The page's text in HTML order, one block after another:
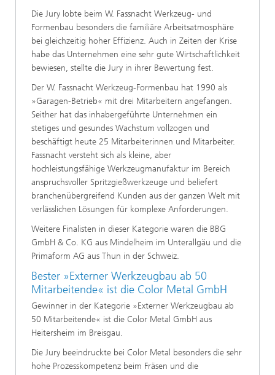
Die Jury lobte beim W. Fassnacht Werkzeug- und
Formenbau besonders die familiäre Arbeitsatmosphäre
bei gleichzeitig hoher Effizienz. Auch in Zeiten der Krise
habe das Unternehmen eine sehr gute Wirtschaftlichkeit
bewiesen, stellte die Jury in ihrer Bewertung fest.
Der W. Fassnacht Werkzeug-Formenbau hat 1990 als
»Garagen-Betrieb« mit drei Mitarbeitern angefangen.
Seither hat das inhabergeführte Unternehmen ein
stetiges und gesundes Wachstum vollzogen und
beschäftigt heute 25 Mitarbeiterinnen und Mitarbeiter.
Fassnacht versteht sich als kleine, aber
hochleistungsfähige Werkzeugmanufaktur im Bereich
anspruchsvoller Spritzgießwerkzeuge und beliefert
branchenübergreifend Kunden aus der ganzen Welt mit
verlässlichen Lösungen für komplexe Anforderungen.
Weitere Finalisten in dieser Kategorie waren die BBG
GmbH & Co. KG aus Mindelheim im Unterallgäu und die
Primaform AG aus Thun in der Schweiz.
Bester »Externer Werkzeugbau ab 50
Mitarbeitende« ist die Color Metal GmbH
Gewinner in der Kategorie »Externer Werkzeugbau ab
50 Mitarbeitende« ist die Color Metal GmbH aus
Heitersheim im Breisgau.
Die Jury beeindruckte bei Color Metal besonders die sehr
hohe Prozesskompetenz beim Fräsen und die